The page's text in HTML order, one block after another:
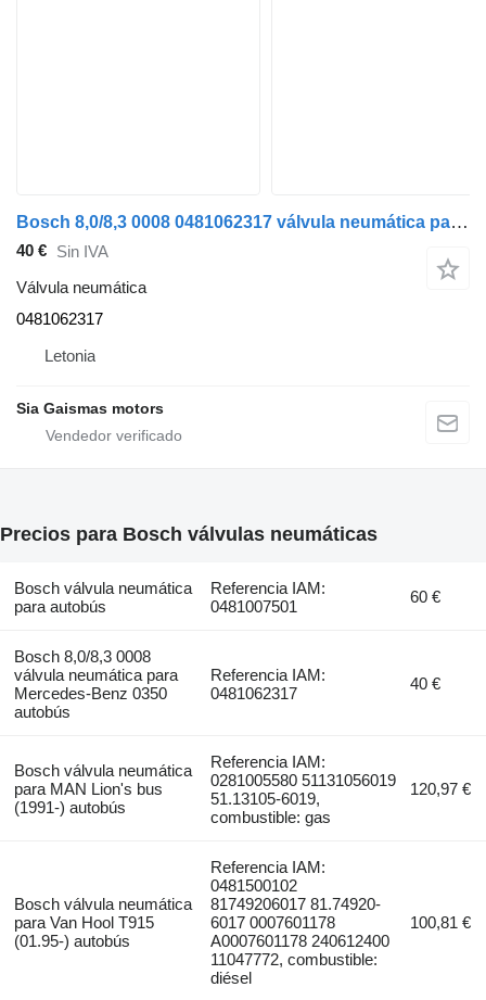
Bosch 8,0/8,3 0008 0481062317 válvula neumática para Mercedes-Benz 0350 autobús
40 € Sin IVA
Válvula neumática
0481062317
Letonia
Sia Gaismas motors
Precios para Bosch válvulas neumáticas
Bosch válvula neumática
para autobús
Referencia IAM:
0481007501
60 €
Bosch 8,0/8,3 0008
válvula neumática para
Mercedes-Benz 0350
autobús
Referencia IAM:
0481062317
40 €
Bosch válvula neumática
para MAN Lion's bus
(1991-) autobús
Referencia IAM:
0281005580 51131056019
51.13105-6019,
combustible: gas
120,97 €
Bosch válvula neumática
para Van Hool T915
(01.95-) autobús
Referencia IAM:
0481500102
81749206017 81.74920-
6017 0007601178
A0007601178 240612400
11047772, combustible:
diésel
100,81 €